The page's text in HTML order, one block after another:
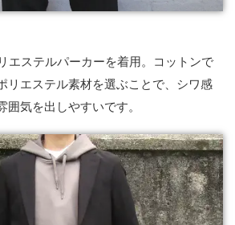
エステルパーカーを着用。コットンで
リエステル素材を選ぶことで、シワ感
気を出しやすいです。